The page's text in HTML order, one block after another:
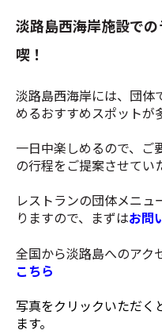
淡路島西海岸施設で
喫！
淡路島西海岸には、団体
めるおすすめスポットが
一日中楽しめるので、ご
の行程をご提案させてい
レストランの団体メニ
りますので、まずはお問
全国から淡路島へのアク
こちら
写真をクリックいただく
ます。